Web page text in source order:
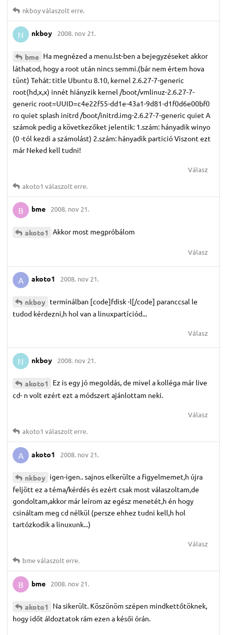
nkboyválaszolt erre.
N nkboy 2008. nov 21.
bme Ha megnézed a menu.lst-ben a bejegyzéseket akkor
láthatod, hogy a root után nincs semmi.(bár nem értem hova
tünt) Tehát: title Ubuntu 8.10, kernel 2.6.27-7-generic
root(hd,x,x) innét hiányzik kernel /boot/vmlinuz-2.6.27-7-
generic root=UUID=c4e22f55-dd1e-43a1-9d81-d1f0d6e00bf0
ro quiet splash initrd /boot/initrd.img-2.6.27-7-generic quiet A
számok pedig a következőket jelentik: 1.szám: hányadik winyo
(0 -tól kezdi a számolást) 2.szám: hányadik partició Viszont ezt
már Neked kell tudni!
Válasz
akoto1 válaszolt erre.
B bme 2008. nov 21.
akoto1 Akkor most megpróbálom
Válasz
A akoto1 2008. nov 21.
nkboy terminálban [code]fdisk -l[/code] paranccsal le
tudod kérdezni,h hol van a linuxpartíciód...
Válasz
N nkboy 2008. nov 21.
akoto1
Ez is egy jó megoldás, de mivel a kolléga már live
cd- n volt ezért ezt a módszert ajánlottam neki.
Válasz
akoto1 válaszolt erre.
A akoto1 2008. nov 21.
nkboy igen-igen.. sajnos elkerülte a figyelmemet,h újra
feljött ez a téma/kérdés és ezért csak most válaszoltam,de
gondoltam,akkor már leírom az egész menetét,h én hogy
csináltam meg cd nélkül (persze ehhez tudni kell,h hol
tartózkodik a linuxunk...)
Válasz
bmeválaszolt erre.
B bme 2008. nov 21.
akoto1
Na sikerült. Köszönöm szépen mindkettőtöknek,
hogy időt áldoztatok rám ezen a késői órán.